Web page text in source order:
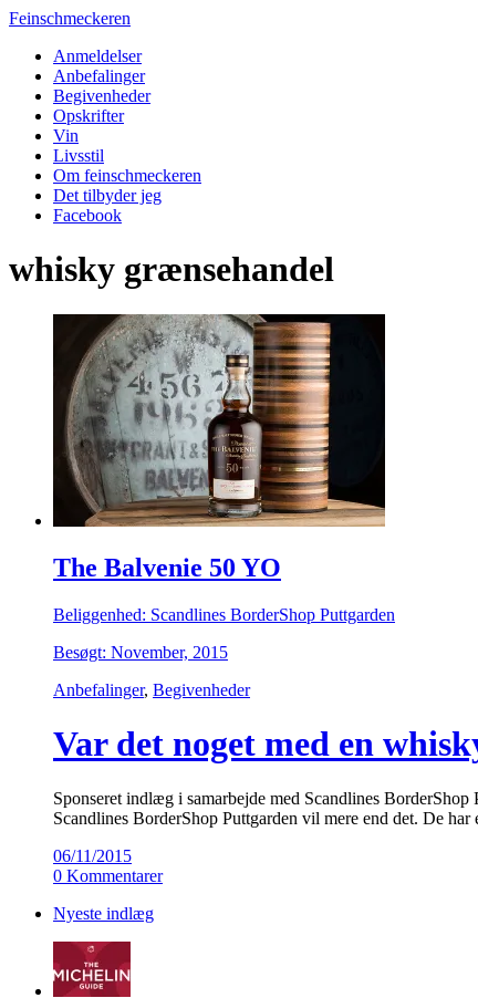
Feinschmeckeren
Anmeldelser
Anbefalinger
Begivenheder
Opskrifter
Vin
Livsstil
Om feinschmeckeren
Det tilbyder jeg
Facebook
whisky grænsehandel
The Balvenie 50 YO
Beliggenhed: Scandlines BorderShop Puttgarden
Besøgt: November, 2015
Anbefalinger, Begivenheder
Var det noget med en
Sponseret indlæg i samarbejde med Scandlines
Scandlines BorderShop Puttgarden vil mere end det. De
06/11/2015
0 Kommentarer
Nyeste indlæg